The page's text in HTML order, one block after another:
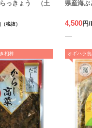
らっきょう （土
（税抜）
県産海
4,500円
相棒 オギハラ食